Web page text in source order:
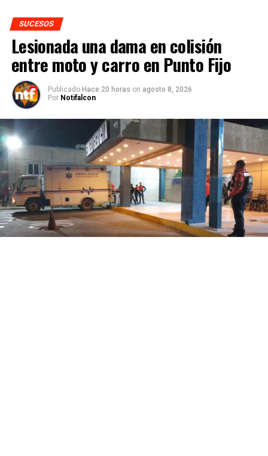
SUCESOS
Lesionada una dama en colisión
entre moto y carro en Punto Fijo
Publicado Hace 20 horas on agosto 8, 2026
Por Notifalcon